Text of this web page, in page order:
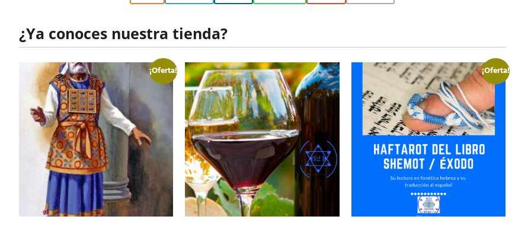
¿Ya conoces nuestra tienda?
¡Oferta! ¡Oferta!